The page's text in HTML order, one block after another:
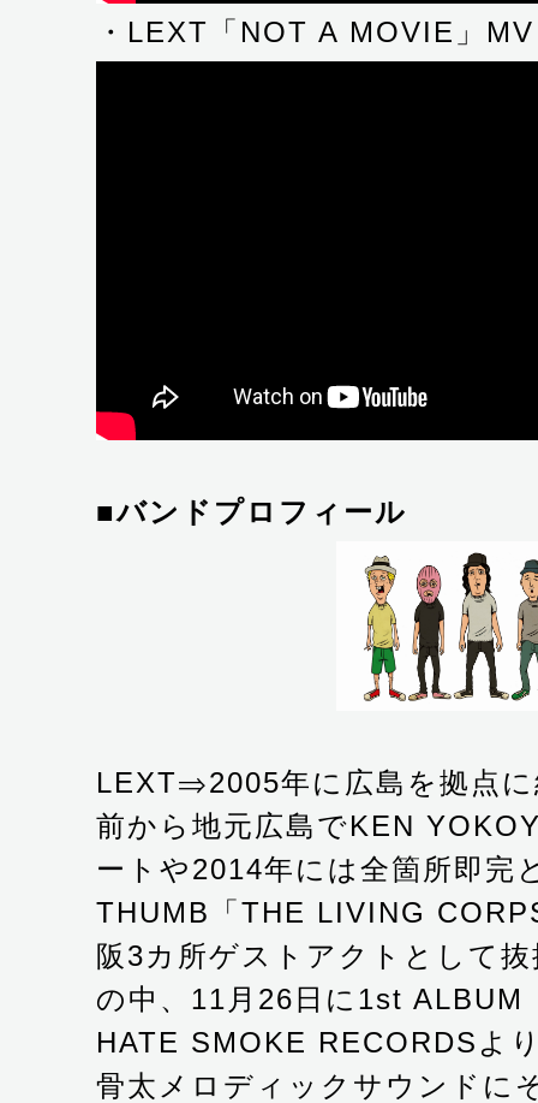
・LEXT「NOT A MOVIE」MV
■バンドプロフィール
LEXT⇒2005年に広島を拠点
前から地元広島でKEN
ートや2014年には全箇所即完
THUMB「THE LIVING
阪3カ所ゲストアクトとして
の中、11月26日に1st ALBUM
HATE SMOKE RECORDSよ
骨太メロディックサウンドに